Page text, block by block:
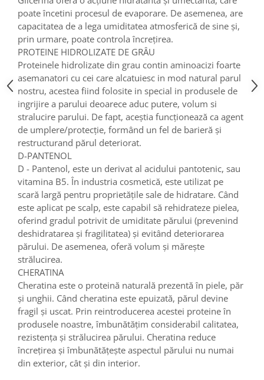
poate încetini procesul de evaporare. De asemenea, are
capacitatea de a lega umiditatea atmosferică de sine și,
prin urmare, poate controla încrețirea.
PROTEINE HIDROLIZATE DE GRÂU
Proteinele hidrolizate din grau contin aminoacizi foarte
asemanatori cu cei care alcatuiesc in mod natural parul
nostru, acestea fiind folosite in special in produsele de
ingrijire a parului deoarece aduc putere, volum si
stralucire parului. De fapt, aceștia funcționează ca agent
de umplere/protecție, formând un fel de barieră și
restructurand părul deteriorat.
D-PANTENOL
D - Pantenol, este un derivat al acidului pantotenic, sau
vitamina B5. În industria cosmetică, este utilizat pe
scară largă pentru proprietățile sale de hidratare. Când
este aplicat pe scalp, este capabil să rehidrateze pielea,
oferind gradul potrivit de umiditate părului (prevenind
deshidratarea și fragilitatea) și evitând deteriorarea
părului. De asemenea, oferă volum și mărește
strălucirea.
CHERATINA
Cheratina este o proteină naturală prezentă în piele, păr
și unghii. Când cheratina este epuizată, părul devine
fragil și uscat. Prin reintroducerea acestei proteine în
produsele noastre, îmbunătățim considerabil calitatea,
rezistența și strălucirea părului. Cheratina reduce
încrețirea și îmbunătățește aspectul părului nu numai
din exterior, cât și din interior.